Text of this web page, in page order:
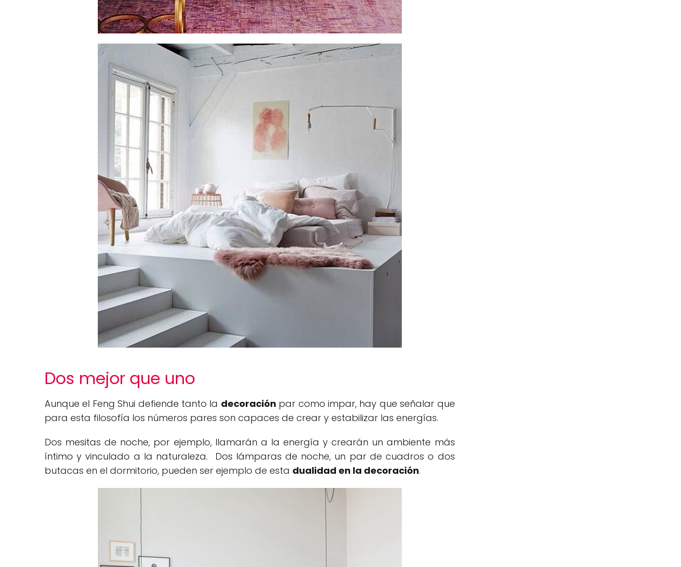
Dos mejor que uno
Aunque el Feng Shui defiende tanto la decoración par como impar, hay que señalar que
para esta filosofía los números pares son capaces de crear y estabilizar las energías.
Dos mesitas de noche, por ejemplo, llamarán a la energía y crearán un ambiente más
íntimo y vinculado a la naturaleza. Dos lámparas de noche, un par de cuadros o dos
butacas en el dormitorio, pueden ser ejemplo de esta dualidad en la decoración.